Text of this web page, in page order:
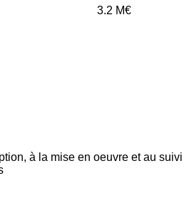
3.2 M€
à la mise en oeuvre et au suivi